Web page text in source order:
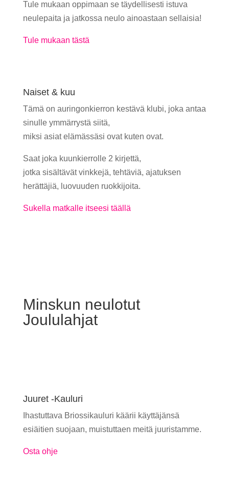
Tule mukaan oppimaan se täydellisesti istuva
neulepaita ja jatkossa neulo ainoastaan sellaisia!
Tule mukaan tästä
Naiset & kuu
Tämä on auringonkierron kestävä klubi, joka antaa
sinulle ymmärrystä siitä,
miksi asiat elämässäsi ovat kuten ovat.
Saat joka kuunkierrolle 2 kirjettä,
jotka sisältävät vinkkejä, tehtäviä, ajatuksen
herättäjiä, luovuuden ruokkijoita.
Sukella matkalle itseesi täällä
Minskun neulotut
Joululahjat
Juuret -Kauluri
Ihastuttava Briossikauluri käärii käyttäjänsä
esiäitien suojaan, muistuttaen meitä juuristamme.
Osta ohje